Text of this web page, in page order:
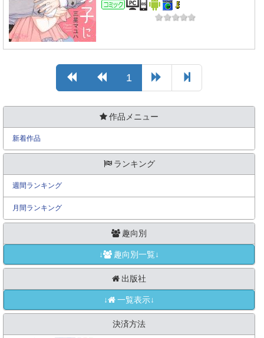
コミック
1
作品メニュー
新着作品
ランキング
週間ランキング
月間ランキング
趣向別
↓ 趣向別一覧↓
出版社
↓ 一覧表示↓
決済方法